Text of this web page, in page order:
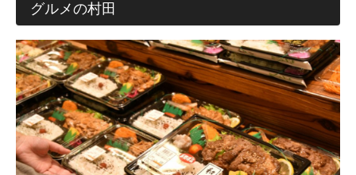
グルメの村田